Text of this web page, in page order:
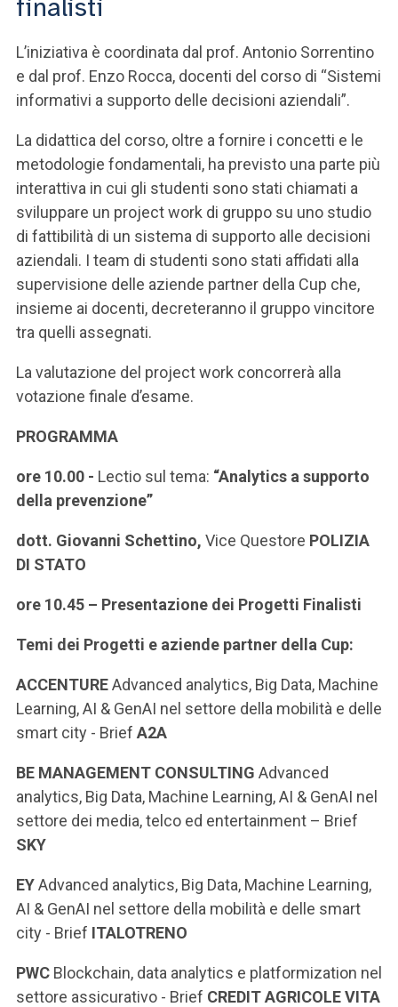
SEI UN DOCENTE O UN MEMBRO DELLO STAFF
ACCEDI A CLOUDMAIL
finalisti
L’iniziativa è coordinata dal prof. Antonio Sorrentino
e dal prof. Enzo Rocca, docenti del corso di “Sistemi
informativi a supporto delle decisioni aziendali”.
La didattica del corso, oltre a fornire i concetti e le
metodologie fondamentali, ha previsto una parte più
interattiva in cui gli studenti sono stati chiamati a
sviluppare un project work di gruppo su uno studio
di fattibilità di un sistema di supporto alle decisioni
aziendali. I team di studenti sono stati affidati alla
supervisione delle aziende partner della Cup che,
insieme ai docenti, decreteranno il gruppo vincitore
tra quelli assegnati.
La valutazione del project work concorrerà alla
votazione finale d’esame.
PROGRAMMA
ore 10.00 - Lectio sul tema: “Analytics a supporto
della prevenzione”
dott. Giovanni Schettino, Vice Questore POLIZIA
DI STATO
ore 10.45 – Presentazione dei Progetti Finalisti
Temi dei Progetti e aziende partner della Cup:
ACCENTUREAdvanced analytics, Big Data, Machine
Learning, AI & GenAI nel settore della mobilità e delle
smart city - Brief A2A
BE MANAGEMENT CONSULTING Advanced
analytics, Big Data, Machine Learning, AI & GenAI nel
settore dei media, telco ed entertainment – Brief
SKY
EYAdvanced analytics, Big Data, Machine Learning,
AI & GenAI nel settore della mobilità e delle smart
city - Brief ITALOTRENO
PWC Blockchain, data analytics e platformization nel
settore assicurativo - Brief CREDIT AGRICOLE VITA